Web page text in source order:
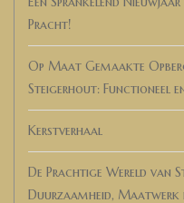
Pracht!
Op Maat Gemaakte
Steigerhout: Functioneel
Kerstverhaal
De Prachtige Wereld van
Duurzaamheid, Maatwerk